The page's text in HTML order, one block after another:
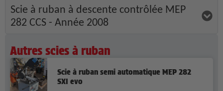
Scie à ruban à descente contrôlée MEP
282 CCS - Année 2008
Autres scies à ruban
Scie à ruban semi automatique MEP 282
SXI evo